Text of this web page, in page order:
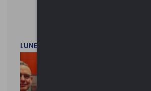
LUNEDì 1 DICEMBRE 2025